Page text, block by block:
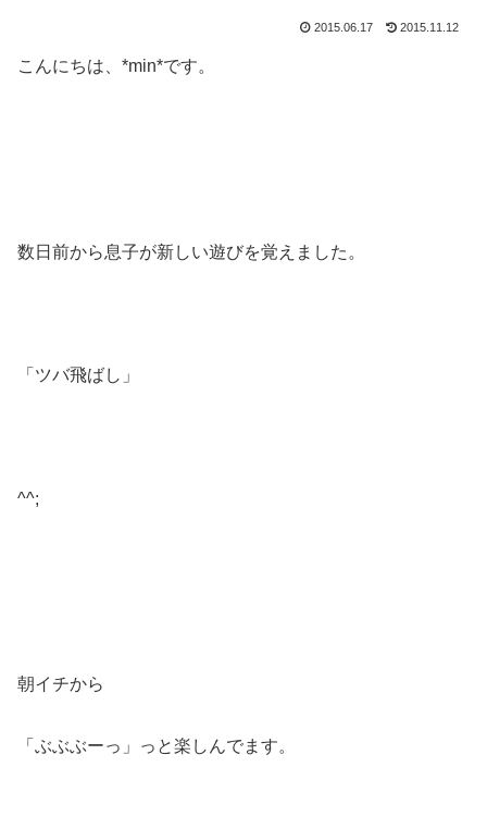
2015.06.17 2015.11.12
こんにちは、*min*です。
数日前から息子が新しい遊びを覚えました。
「ツバ飛ばし」
^^;
朝イチから
「ぶぶぶーっ」っと楽しんでます。